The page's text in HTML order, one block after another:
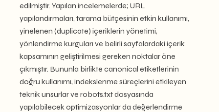
edilmiştir. Yapılan incelemelerde; URL
yapılandırmaları, tarama bütçesinin etkin kullanımı,
yinelenen (duplicate) içeriklerin yönetimi,
yönlendirme kurguları ve belirli sayfalardaki içerik
kapsamının geliştirilmesi gereken noktalar öne
çıkmıştır. Bununla birlikte canonical etiketlerinin
doğru kullanımı, indekslenme süreçlerini etkileyen
teknik unsurlar ve robots.txt dosyasında
yapılabilecek optimizasyonlar da değerlendirme